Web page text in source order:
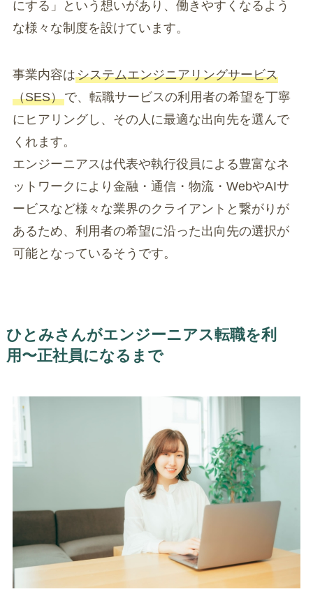
にする」という想いがあり、働きやすくなるよう
な様々な制度を設けています。
事業内容はシステムエンジニアリングサービス
（SES）で、転職サービスの利用者の希望を丁寧
にヒアリングし、その人に最適な出向先を選んで
くれます。
エンジーニアスは代表や執行役員による豊富なネ
ットワークにより金融・通信・物流・WebやAIサ
ービスなど様々な業界のクライアントと繋がりが
あるため、利用者の希望に沿った出向先の選択が
可能となっているそうです。
ひとみさんがエンジーニアス転職を利
用〜正社員になるまで